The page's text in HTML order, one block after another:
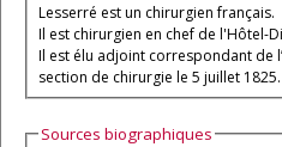
Lesserré est un chirurgien français.
Il est chirurgien en chef de l'Hôtel-
Il est élu adjoint correspondant de
section de chirurgie le 5 juillet 1825.
Sources biographiques